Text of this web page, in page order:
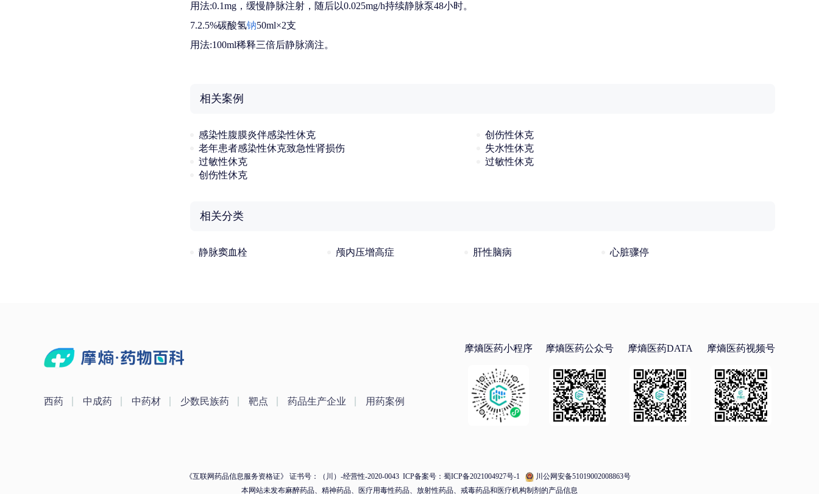
用法:0.1mg，缓慢静脉注射，随后以0.025mg/h持续静脉泵48小时。
7.2.5%碳酸氢钠50ml×2支
用法:100ml稀释三倍后静脉滴注。
相关案例
感染性腹膜炎伴感染性休克
创伤性休克
老年患者感染性休克致急性肾损伤
失水性休克
过敏性休克
过敏性休克
创伤性休克
相关分类
静脉窦血栓 颅内压增高症 肝性脑病 心脏骤停
西药 中成药 中药材 少数民族药 靶点 药品生产企业 用药案例
摩熵医药小程序 摩熵医药公众号 摩熵医药DATA 摩熵医药视频号
《互联网药品信息服务资格证》 证书号：（川）-经营性-2020-0043 ICP备案号：蜀ICP备2021004927号-1
川公网安备51019002008863号
本网站未发布麻醉药品、精神药品、医疗用毒性药品、放射性药品、戒毒药品和医疗机构制剂的产品信息